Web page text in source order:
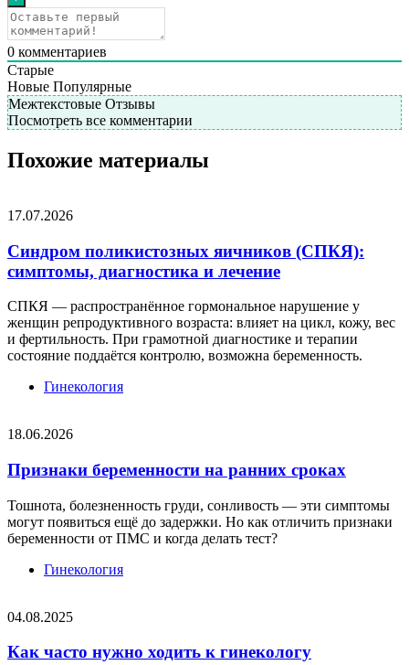
0 комментариев
Старые
Новые Популярные
Межтекстовые Отзывы
Посмотреть все комментарии
Похожие материалы
17.07.2026
Синдром поликистозных яичников (СПКЯ):
симптомы, диагностика и лечение
СПКЯ — распространённое гормональное нарушение у
женщин репродуктивного возраста: влияет на цикл, кожу, вес
и фертильность. При грамотной диагностике и терапии
состояние поддаётся контролю, возможна беременность.
Гинекология
18.06.2026
Признаки беременности на ранних сроках
Тошнота, болезненность груди, сонливость — эти симптомы
могут появиться ещё до задержки. Но как отличить признаки
беременности от ПМС и когда делать тест?
Гинекология
04.08.2025
Как часто нужно ходить к гинекологу